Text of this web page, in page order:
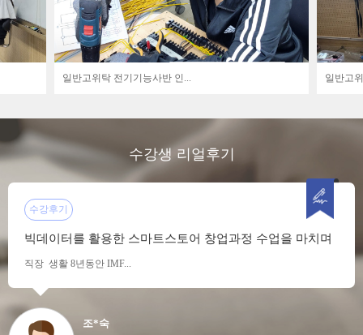
일반고위탁 전기기능사반 인... 일반고
수강생 리얼후기
수강후기
빅데이터를 활용한 스마트스토어 창업과정 수업을 마치며
직장 생활 8년동안 IMF...
조*숙